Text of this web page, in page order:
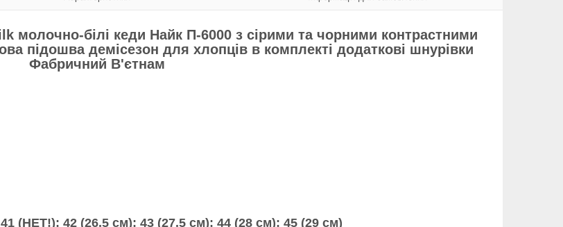
молочно-білі кеди Найк П-6000 з сірими та чорними контрастними
підошва демісезон для хлопців в комплекті додаткові шнурівки
Фабричний В'єтнам
41 (НЕТ!); 42 (26.5 см); 43 (27.5 см); 44 (28 см); 45 (29 см)